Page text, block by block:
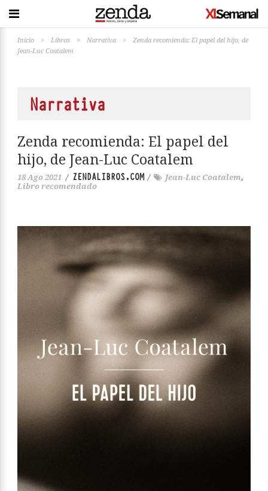
Inicio > Libros > Narrativa >
Zenda recomienda: El papel del hijo, de
Jean-Luc Coatalem
Narrativa
Zenda recomienda: El papel del
hijo, de Jean-Luc Coatalem
18 Ago 2021 / ZENDALIBROS.COM/ Jean-Luc Coatalem,
Libro recomendado